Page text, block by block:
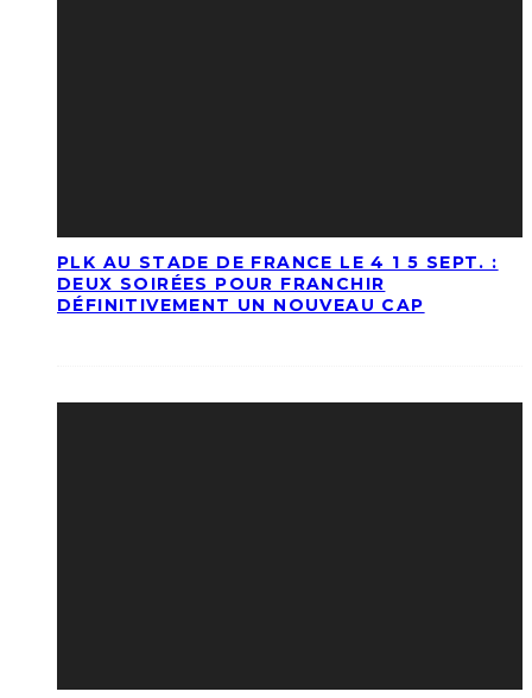
PLK AU STADE DE FRANCE LE 4 1 5 SEPT. :
DEUX SOIRÉES POUR FRANCHIR
DÉFINITIVEMENT UN NOUVEAU CAP